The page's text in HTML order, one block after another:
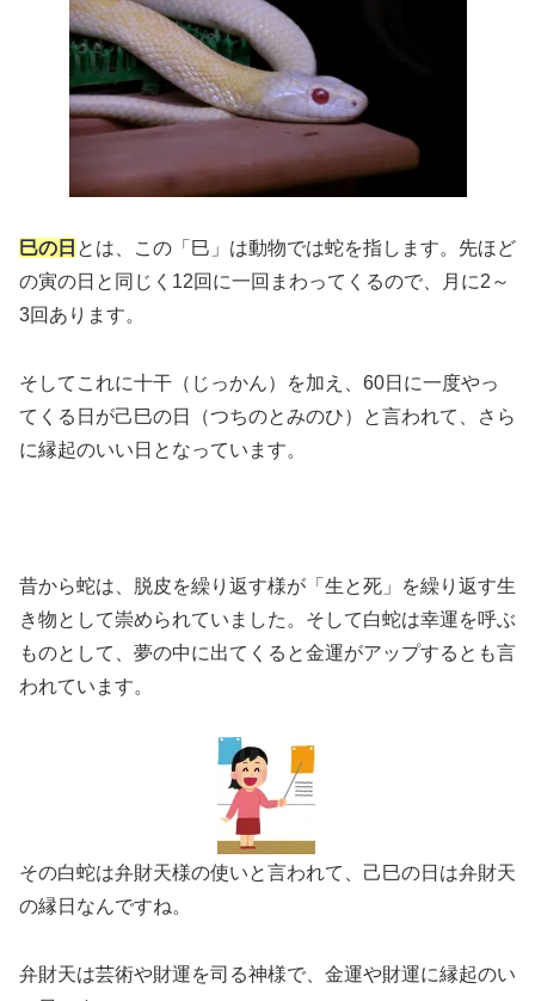
巳の日 とは、この「巳」は動物では蛇を指します。先ほど
の寅の日と同じく12回に一回まわってくるので、月に2～
3回あります。
そしてこれに十干（じっかん）を加え、60日に一度やっ
てくる日が己巳の日（つちのとみのひ）
と言われて、さら
に縁起のいい日となっています。
昔から蛇は、脱皮を繰り返す様が「生と死」を繰り返す生
き物として崇められていました。そして白蛇は幸運を呼ぶ
ものとして、夢の中に出てくると金運がアップするとも言
われています。
その白蛇は弁財天様の使いと言われて、己巳の日は弁財天
の縁日なんですね。
弁財天は芸術や財運を司る神様で、金運や財運に縁起のい